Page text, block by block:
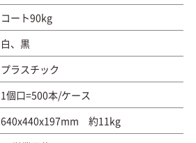
コート90kg
白、黒
プラスチック
1個口=500本/ケース
640x440x197mm 約11kg